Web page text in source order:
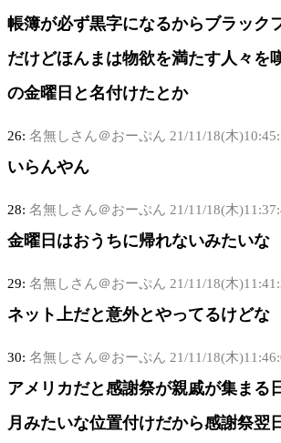
帳簿が必ず黒字になるからブラック
だけどほんまは物欲を満たす人々を
の金曜日と名付けたとか
26: 名無しさん＠おーぷん 21/11/18(木
いらんやん
28: 名無しさん＠おーぷん 21/11/18(木
金曜日はおうちに帰れないみたいな
29: 名無しさん＠おーぷん 21/11/18(木
ネット上だと意外とやってるけどな
30: 名無しさん＠おーぷん 21/11/18(木
アメリカだと感謝祭が親戚が集まる
月みたいな位置付けだから感謝祭翌